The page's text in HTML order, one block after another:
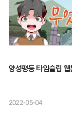
양성평등 타임슬립 웹
2022-05-04